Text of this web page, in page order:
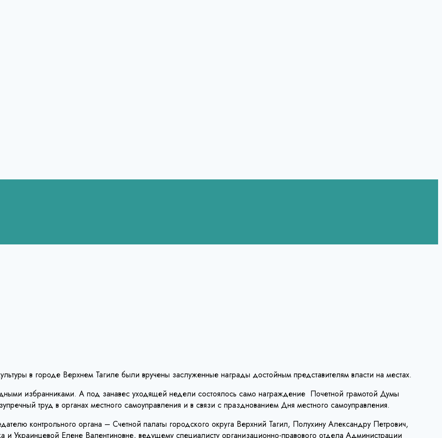
в городе Верхнем Тагиле были вручены заслуженные награды достойным представителям власти на местах.
избранниками. А под занавес уходящей недели состоялось само награждение Почетной грамотой Думы
труд в органах местного самоуправления и в связи с празднованием Дня местного самоуправления.
контрольного органа – Счетной палаты городского округа Верхний Тагил, Полухину Александру Петрович,
Украинцевой Елене Валентиновне, ведущему специалисту организационно-правового отдела Администрации